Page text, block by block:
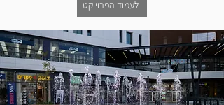
לעמוד הפרוייקט